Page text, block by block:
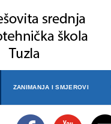
ZANIMANJA I SMJEROVI